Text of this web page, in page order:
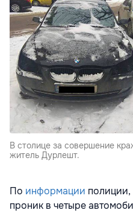
В столице за совершение
житель Дурлешт.
По информации полиции,
проник в четыре